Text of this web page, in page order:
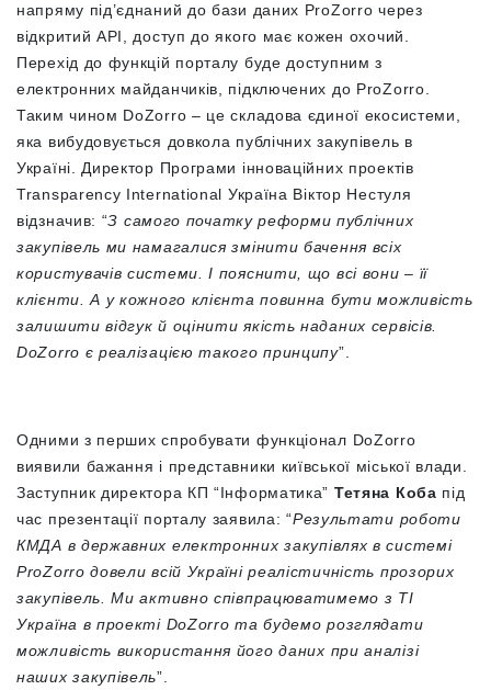
напряму під’єднаний до бази даних ProZorro через
відкритий АРІ, доступ до якого має кожен охочий.
Перехід до функцій порталу буде доступним з
електронних майданчиків, підключених до ProZorro.
Таким чином DoZorro – це складова єдиної екосистеми,
яка вибудовується довкола публічних закупівель в
Україні. Директор Програми інноваційних проектів
Transparency International Україна Віктор Нестуля
відзначив: “З самого початку реформи публічних
закупівель ми намагалися змінити бачення всіх
користувачів системи. І пояснити, що всі вони – її
клієнти. А у кожного клієнта повинна бути можливість
залишити відгук й оцінити якість наданих сервісів.
DoZorro є реалізацією такого принципу”.
Одними з перших спробувати функціонал DoZorro
виявили бажання і представники київської міської влади.
Заступник директора КП “Інформатика” Тетяна Коба під
час презентації порталу заявила: “Результати роботи
КМДА в державних електронних закупівлях в системі
ProZorro довели всій Україні реалістичність прозорих
закупівель. Ми активно співпрацюватимемо з ТІ
Україна в проекті DoZorro та будемо розглядати
можливість використання його даних при аналізі
наших закупівель”.